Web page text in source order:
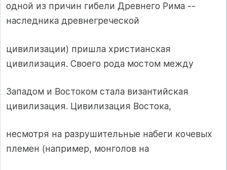
одной из причин гибели Древнего Рима --
наследника древнегреческой
цивилизации) пришла христианская
цивилизация. Своего рода мостом между
Западом и Востоком стала византийская
цивилизация. Цивилизация Востока,
несмотря на разрушительные набеги кочевых
племен (например, монголов на